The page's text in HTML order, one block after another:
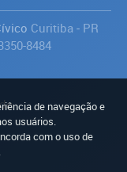
Curitiba - PR
8484
de navegação e
usuários.
com o uso de
.